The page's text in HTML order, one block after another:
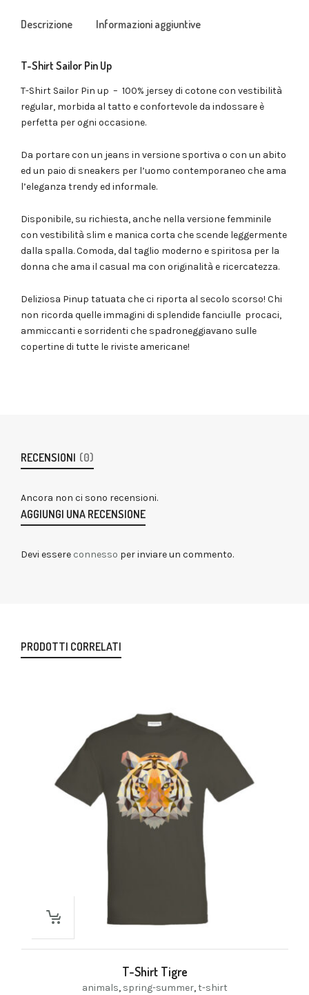
Descrizione Informazioni aggiuntive
T-Shirt Sailor Pin Up
T-Shirt Sailor Pin up – 100% jersey di cotone con vestibilità
regular, morbida al tatto e confortevole da indossare è
perfetta per ogni occasione.
Da portare con un jeans in versione sportiva o con un abito
ed un paio di sneakers per l’uomo contemporaneo che ama
l’eleganza trendy ed informale.
Disponibile, su richiesta, anche nella versione femminile
con vestibilità slim e manica corta che scende leggermente
dalla spalla. Comoda, dal taglio moderno e spiritosa per la
donna che ama il casual ma con originalità e ricercatezza.
Deliziosa Pinup tatuata che ci riporta al secolo scorso! Chi
non ricorda quelle immagini di splendide fanciulle procaci,
ammiccanti e sorridenti che spadroneggiavano sulle
copertine di tutte le riviste americane!
RECENSIONI (0)
Ancora non ci sono recensioni.
AGGIUNGI UNA RECENSIONE
Devi essere connesso per inviare un commento.
PRODOTTI CORRELATI
T-Shirt Tigre
animals, spring-summer,t-shirt